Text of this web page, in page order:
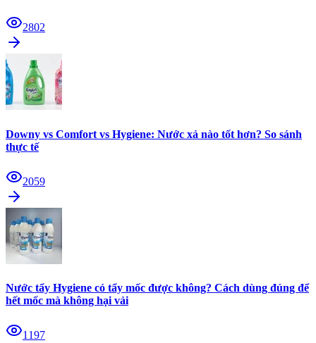
2802
Downy vs Comfort vs Hygiene: Nước xả nào tốt hơn? So sánh
thực tế
2059
Nước tẩy Hygiene có tẩy mốc được không? Cách dùng đúng để
hết mốc mà không hại vải
1197